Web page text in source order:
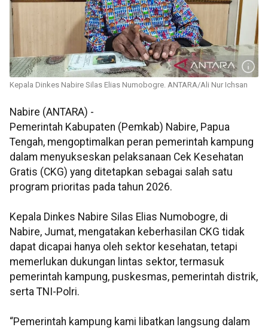
Kepala Dinkes Nabire Silas Elias Numobogre. ANTARA/Ali Nur Ichsan
Nabire (ANTARA) -
Pemerintah Kabupaten (Pemkab) Nabire, Papua
Tengah, mengoptimalkan peran pemerintah kampung
dalam menyukseskan pelaksanaan Cek Kesehatan
Gratis (CKG) yang ditetapkan sebagai salah satu
program prioritas pada tahun 2026.
Kepala Dinkes Nabire Silas Elias Numobogre, di
Nabire, Jumat, mengatakan keberhasilan CKG tidak
dapat dicapai hanya oleh sektor kesehatan, tetapi
memerlukan dukungan lintas sektor, termasuk
pemerintah kampung, puskesmas, pemerintah distrik,
serta TNI-Polri.
“Pemerintah kampung kami libatkan langsung dalam